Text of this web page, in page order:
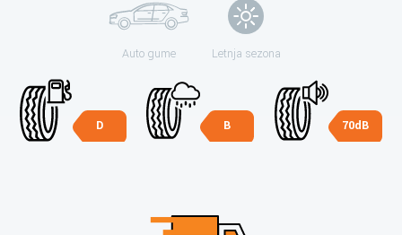
Auto gume Letnja sezona
D B 70dB